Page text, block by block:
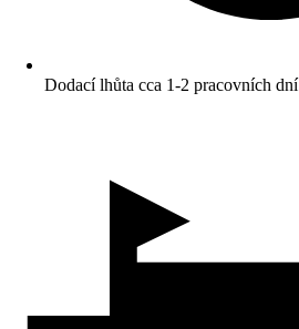
Dodací lhůta cca 1-2 pracovních dní